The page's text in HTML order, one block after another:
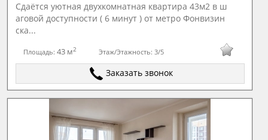
Сдаётся уютная двухкомнатная квартира 43м2 в ш
аговой доступности ( 6 минут ) от метро Фонвизин
ска...
Площадь:43 м2 Этаж/Этажность: 3/5
Заказать звонок